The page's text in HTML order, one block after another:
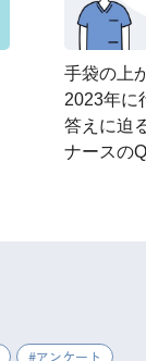
手袋の上
2023年に
答えに迫
ナースの
アンケート